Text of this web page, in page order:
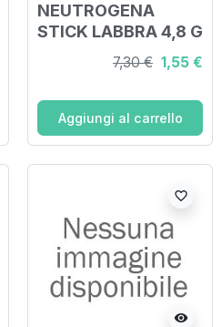
NEUTROGENA
STICK LABBRA 4,8 G
7,30 € 1,55 €
Aggiungi al carrello
visibility
favorite_border